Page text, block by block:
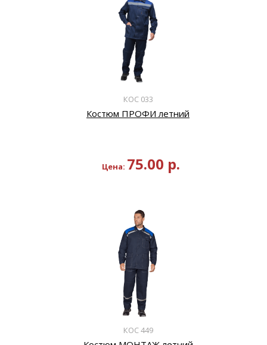
КОС 033
Костюм ПРОФИ летний
Цена: 75.00 р.
КОС 449